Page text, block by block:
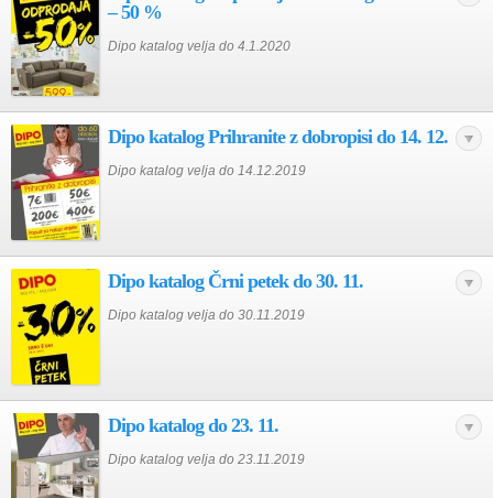
– 50 %
Dipo katalog velja do 4.1.2020
Dipo katalog Prihranite z dobropisi do 14. 12.
Dipo katalog velja do 14.12.2019
Dipo katalog Črni petek do 30. 11.
Dipo katalog velja do 30.11.2019
Dipo katalog do 23. 11.
Dipo katalog velja do 23.11.2019